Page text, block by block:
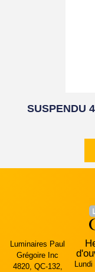
SUSPENDU
Luminaires Paul
Grégoire Inc
4820, QC-132,
Lundi